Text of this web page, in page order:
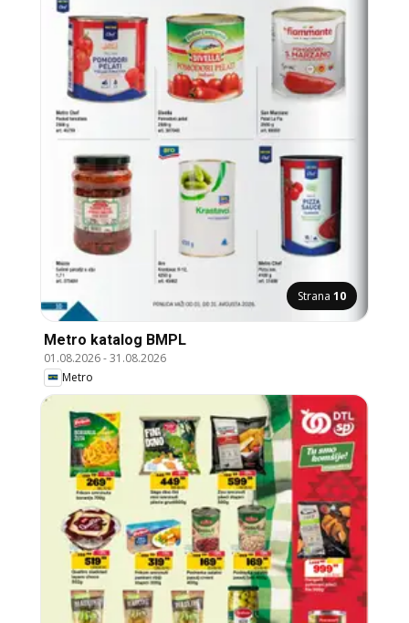
Strana 10
Metro katalog BMPL
01.08.2026-31.08.2026
Metro